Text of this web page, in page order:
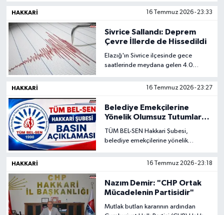
Cebeci'nin yanı sıra Hakkâri'de görev
Çukurca'daki ilçe kurum müdürleri de
katılım sağladı.
HAKKARI 16 Temmuz 2026 - 23:33
Sivrice Sallandı: Deprem
Çevre İllerde de Hissedildi
Elazığ'ın Sivrice ilçesinde gece
saatlerinde meydana gelen 4.0
çevre illerde kısa süreli paniğe neden
HAKKARI 16 Temmuz 2026 - 23:27
Belediye Emekçilerine
Yönelik Olumsuz Tutumlara
TÜM BEL-SEN'den Sert
TÜM BEL-SEN Hakkari Şubesi,
belediye emekçilerine yönelik
davranışlarla ilgili yazılı bir basın
hizmeti sunan çalışanlara yönelik
hakaret, tehdit ve saldırıları kınadı.
HAKKARI 16 Temmuz 2026 - 23:18
Nazım Demir: "CHP Ortak
Mücadelenin Partisidir"
Mutlak butlan kararının ardından